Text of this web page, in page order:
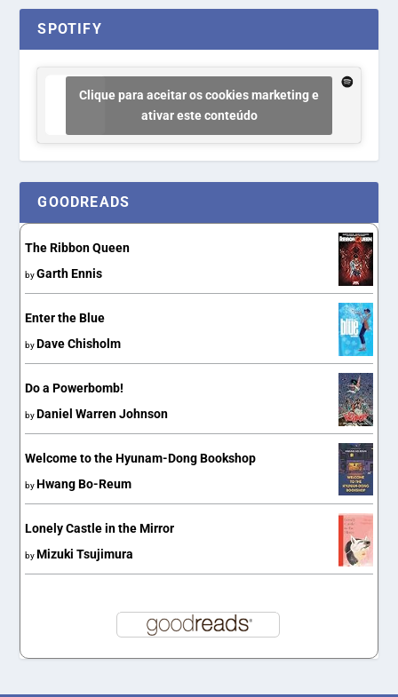
SPOTIFY
Clique para aceitar os cookies marketing e
ativar este conteúdo
GOODREADS
The Ribbon Queen
byGarth Ennis
Enter the Blue
by Dave Chisholm
Do a Powerbomb!
by Daniel Warren Johnson
Welcome to the Hyunam-Dong Bookshop
by Hwang Bo-Reum
Lonely Castle in the Mirror
by Mizuki Tsujimura